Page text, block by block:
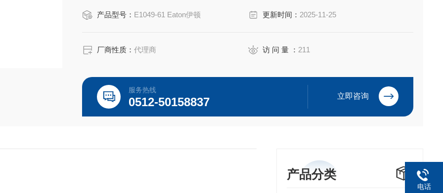
产品型号： E1049-61 Eaton伊顿 更新时间： 2025-11-25
厂商性质：代理商 访 问 量 ： 211
服务热线
0512-50158837 立即咨询
产品分类
电话